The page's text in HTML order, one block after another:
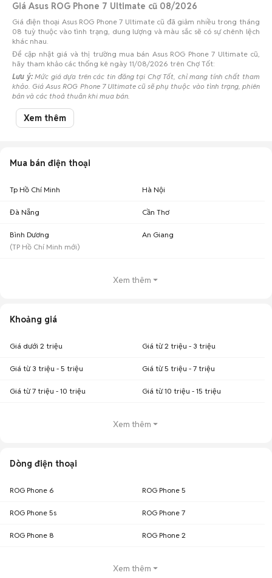
Giá Asus ROG Phone 7 Ultimate cũ 08/2026
Giá điện thoại Asus ROG Phone 7 Ultimate cũ đã giảm nhiều trong tháng
08 tuỳ thuộc vào tình trạng, dung lượng và màu sắc sẽ có sự chênh lệch
khác nhau.
Để cập nhật giá và thị trường mua bán Asus ROG Phone 7 Ultimate cũ,
hãy tham khảo các thống kê ngày 11/08/2026 trên Chợ Tốt:
Lưu ý:Mức giá dựa trên các tin đăng tại Chợ Tốt, chỉ mang tính chất tham
khảo. Giá Asus ROG Phone 7 Ultimate cũ sẽ phụ thuộc vào tình trạng, phiên
bản và các thoả thuận khi mua bán.
Mua bán Asus ROG Phone 7 Ultimate cũ
Xem thêm
Mua bán điện thoại
Tp Hồ Chí Minh Hà Nội
Đà Nẵng Cần Thơ
Bình Dương
(TP Hồ Chí Minh mới)
An Giang
Xem thêm
Khoảng giá
Giá dưới 2 triệu Giá từ 2 triệu - 3 triệu
Giá từ 3 triệu - 5 triệu Giá từ 5 triệu - 7 triệu
Giá từ 7 triệu - 10 triệu Giá từ 10 triệu - 15 triệu
Xem thêm
Dòng điện thoại
ROG Phone 6 ROG Phone 5
ROG Phone 5s ROG Phone 7
ROG Phone 8 ROG Phone 2
Xem thêm